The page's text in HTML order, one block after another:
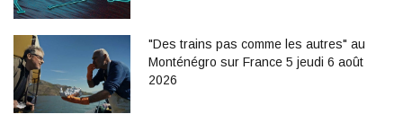
"Des trains pas comme les autres" au
Monténégro sur France 5 jeudi 6 août
2026